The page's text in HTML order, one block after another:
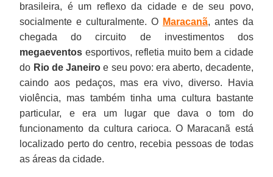
brasileira, é um reflexo da cidade e de seu povo,
socialmente e culturalmente. O Maracanã, antes da
chegada do circuito de investimentos dos
megaeventos esportivos, refletia muito bem a cidade
do Rio de Janeiro e seu povo: era aberto, decadente,
caindo aos pedaços, mas era vivo, diverso. Havia
violência, mas também tinha uma cultura bastante
particular, e era um lugar que dava o tom do
funcionamento da cultura carioca. O Maracanã está
localizado perto do centro, recebia pessoas de todas
as áreas da cidade.